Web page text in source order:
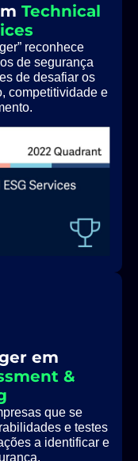
Technical
reconhece
de segurança
de desafiar os
competitividade e
em
&
que se
e testes
a identificar e